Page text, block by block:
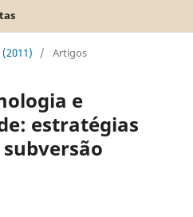
(2011) / Artigos
e
estratégias